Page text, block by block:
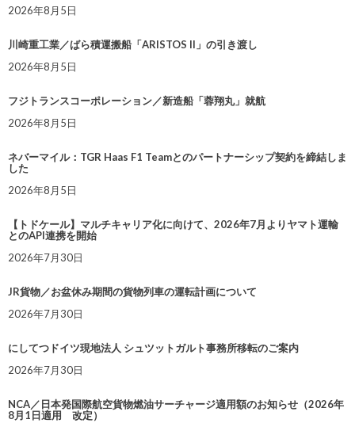
2026年8月5日
川崎重工業／ばら積運搬船「ARISTOS II」の引き渡し
2026年8月5日
フジトランスコーポレーション／新造船「蓉翔丸」就航
2026年8月5日
ネバーマイル：TGR Haas F1 Teamとのパートナーシップ契約を締結しま
した
2026年8月5日
【トドケール】マルチキャリア化に向けて、2026年7月よりヤマト運輸
とのAPI連携を開始
2026年7月30日
JR貨物／お盆休み期間の貨物列車の運転計画について
2026年7月30日
にしてつドイツ現地法人 シュツットガルト事務所移転のご案内
2026年7月30日
NCA／日本発国際航空貨物燃油サーチャージ適用額のお知らせ（2026年
8月1日適用 改定）